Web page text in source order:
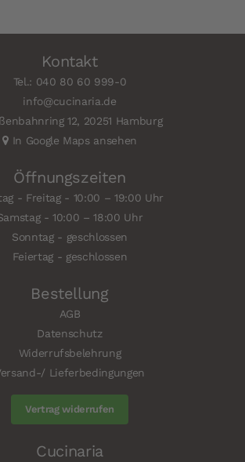
Kontakt
Tel.: 040 80 60 999-0
info@cucinaria.de
12, 20251 Hamburg
In Google Maps ansehen
Öffnungszeiten
- Freitag - 10:00 – 19:00 Uhr
- 10:00 – 18:00 Uhr
Sonntag - geschlossen
Feiertag - geschlossen
Bestellung
AGB
Datenschutz
Widerrufsbelehrung
Lieferbedingungen
Vertrag widerrufen
Cucinaria